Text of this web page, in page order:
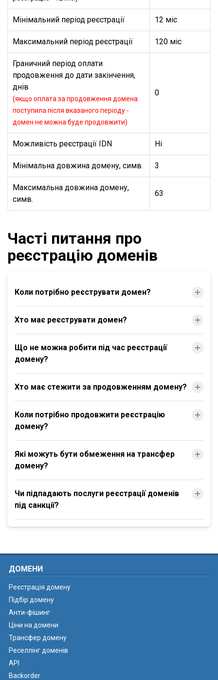
Мінімальний період реєстрації 12 міс
Максимальний період реєстрації 120 міс
Граничний період оплати
продовження до дати закінчення,
днів
(якщо оплата за продовження домена
поступила після вказаного періоду -
домен не можна буде продовжити)
0
Можливість реєстрації IDN Ні
Мінімальна довжина домену, симв. 3
Максимальна довжина домену,
симв.
63
Часті питання про
реєстрацію доменів
Коли потрібно реєструвати домен?
Хто має реєструвати домен?
Що не можна робити під час реєстрації
домену?
Хто має стежити за продовженням домену?
Коли потрібно продовжити реєстрацію
домену?
Які можуть бути обмеження на трансфер
домену?
Чи підпадають послуги реєстрації доменів
під санкції?
ДОМЕНИ
Реєстрація домену
Підбір домену
Анти-фішинг
Ціни на домени
Трансфер домену
Реселлінг доменів
API
Backorder